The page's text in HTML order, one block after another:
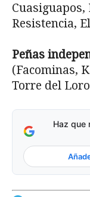
Resistencia,
Peñas
(Facominas,
Torre del
Haz que